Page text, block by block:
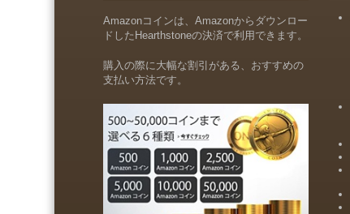
Amazonコインは、Amazonからダウンロー
ドしたHearthstoneの決済で利用できます。
購入の際に大幅な割引がある、おすすめの
支払い方法です。